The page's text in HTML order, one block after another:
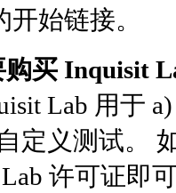
始链接。
买 Inquisit
Lab 用于
定义测试。
许可证即